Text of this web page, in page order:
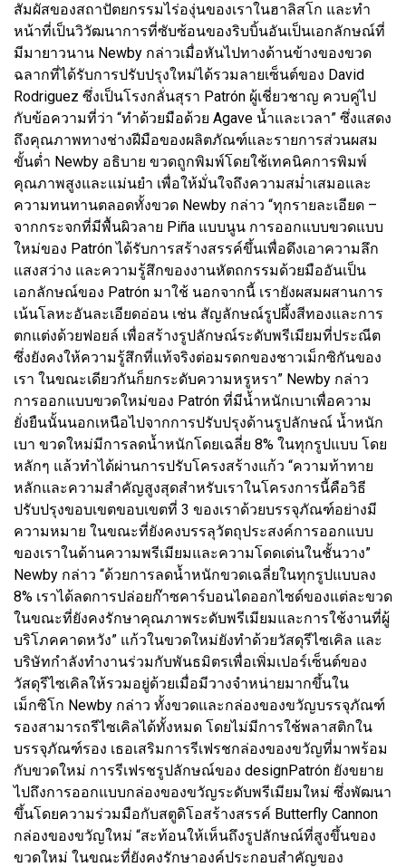
สัมผัสของสถาปัตยกรรมไร่องุ่นของเราในฮาลิสโก และทำ
หน้าที่เป็นวิวัฒนาการที่ซับซ้อนของริบบิ้นอันเป็นเอกลักษณ์ที่
มีมายาวนาน Newby กล่าวเมื่อหันไปทางด้านข้างของขวด
ฉลากที่ได้รับการปรับปรุงใหม่ได้รวมลายเซ็นต์ของ David
Rodriguez ซึ่งเป็นโรงกลั่นสุรา Patrón ผู้เชี่ยวชาญ ควบคู่ไป
กับข้อความที่ว่า “ทำด้วยมือด้วย Agave น้ำและเวลา” ซึ่งแสดง
ถึงคุณภาพทางช่างฝีมือของผลิตภัณฑ์และรายการส่วนผสม
ขั้นต่ำ Newby อธิบาย ขวดถูกพิมพ์โดยใช้เทคนิคการพิมพ์
คุณภาพสูงและแม่นยำ เพื่อให้มั่นใจถึงความสม่ำเสมอและ
ความทนทานตลอดทั้งขวด Newby กล่าว “ทุกรายละเอียด –
จากกระจกที่มีพื้นผิวลาย Piña แบบนูน การออกแบบขวดแบบ
ใหม่ของ Patrón ได้รับการสร้างสรรค์ขึ้นเพื่อดึงเอาความลึก
แสงสว่าง และความรู้สึกของงานหัตถกรรมด้วยมืออันเป็น
เอกลักษณ์ของ Patrón มาใช้ นอกจากนี้ เรายังผสมผสานการ
เน้นโลหะอันละเอียดอ่อน เช่น สัญลักษณ์รูปผึ้งสีทองและการ
ตกแต่งด้วยฟอยล์ เพื่อสร้างรูปลักษณ์ระดับพรีเมียมที่ประณีต
ซึ่งยังคงให้ความรู้สึกที่แท้จริงต่อมรดกของชาวเม็กซิกันของ
เรา ในขณะเดียวกันก็ยกระดับความหรูหรา” Newby กล่าว
การออกแบบขวดใหม่ของ Patrón ที่มีน้ำหนักเบาเพื่อความ
ยั่งยืนนั้นนอกเหนือไปจากการปรับปรุงด้านรูปลักษณ์ น้ำหนัก
เบา ขวดใหม่มีการลดน้ำหนักโดยเฉลี่ย 8% ในทุกรูปแบบ โดย
หลักๆ แล้วทำได้ผ่านการปรับโครงสร้างแก้ว “ความท้าทาย
หลักและความสำคัญสูงสุดสำหรับเราในโครงการนี้คือวิธี
ปรับปรุงขอบเขตขอบเขตที่ 3 ของเราด้วยบรรจุภัณฑ์อย่างมี
ความหมาย ในขณะที่ยังคงบรรลุวัตถุประสงค์การออกแบบ
ของเราในด้านความพรีเมียมและความโดดเด่นในชั้นวาง”
Newby กล่าว “ด้วยการลดน้ำหนักขวดเฉลี่ยในทุกรูปแบบลง
8% เราได้ลดการปล่อยก๊าซคาร์บอนไดออกไซด์ของแต่ละขวด
ในขณะที่ยังคงรักษาคุณภาพระดับพรีเมียมและการใช้งานที่ผู้
บริโภคคาดหวัง” แก้วในขวดใหม่ยังทำด้วยวัสดุรีไซเคิล และ
บริษัทกำลังทำงานร่วมกับพันธมิตรเพื่อเพิ่มเปอร์เซ็นต์ของ
วัสดุรีไซเคิลให้รวมอยู่ด้วยเมื่อมีวางจำหน่ายมากขึ้นใน
เม็กซิโก Newby กล่าว ทั้งขวดและกล่องของขวัญบรรจุภัณฑ์
รองสามารถรีไซเคิลได้ทั้งหมด โดยไม่มีการใช้พลาสติกใน
บรรจุภัณฑ์รอง เธอเสริมการรีเฟรชกล่องของขวัญที่มาพร้อม
กับขวดใหม่ การรีเฟรชรูปลักษณ์ของ designPatrón ยังขยาย
ไปถึงการออกแบบกล่องของขวัญระดับพรีเมียมใหม่ ซึ่งพัฒนา
ขึ้นโดยความร่วมมือกับสตูดิโอสร้างสรรค์ Butterfly Cannon
กล่องของขวัญใหม่ “สะท้อนให้เห็นถึงรูปลักษณ์ที่สูงขึ้นของ
ขวดใหม่ ในขณะที่ยังคงรักษาองค์ประกอบสำคัญของ